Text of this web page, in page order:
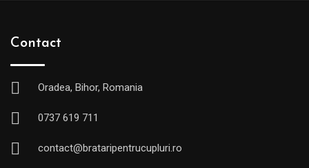
Contact
Oradea, Bihor, Romania
0737 619 711
contact@brataripentrucupluri.ro